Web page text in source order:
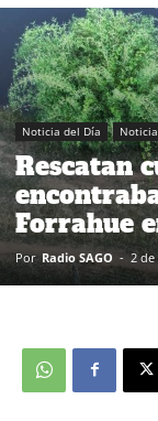
Noticia del Día
Rescatan
Forrahue
Por Radio SAGO - 2